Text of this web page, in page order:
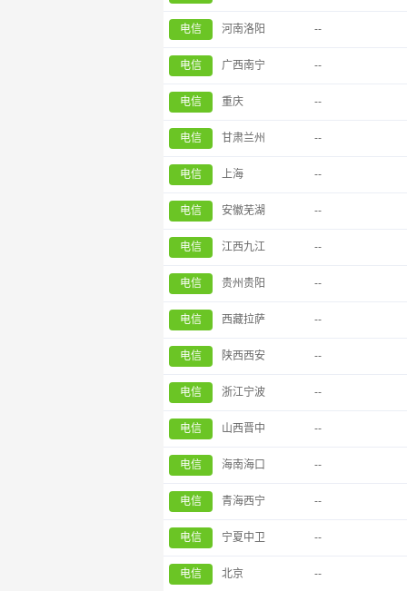
电信 河南洛阳 --
电信 广西南宁 --
电信 重庆 --
电信 甘肃兰州 --
电信 上海 --
电信 安徽芜湖 --
电信 江西九江 --
电信 贵州贵阳 --
电信 西藏拉萨 --
电信 陕西西安 --
电信 浙江宁波 --
电信 山西晋中 --
电信 海南海口 --
电信 青海西宁 --
电信 宁夏中卫 --
电信 北京 --